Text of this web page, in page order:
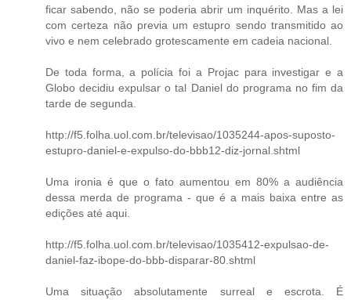
ficar sabendo, não se poderia abrir um inquérito. Mas a lei
com certeza não previa um estupro sendo transmitido ao
vivo e nem celebrado grotescamente em cadeia nacional.
De toda forma, a polícia foi a Projac para investigar e a
Globo decidiu expulsar o tal Daniel do programa no fim da
tarde de segunda.
http://f5.folha.uol.com.br/televisao/1035244-apos-suposto-
estupro-daniel-e-expulso-do-bbb12-diz-jornal.shtml
Uma ironia é que o fato aumentou em 80% a audiência
dessa merda de programa - que é a mais baixa entre as
edições até aqui.
http://f5.folha.uol.com.br/televisao/1035412-expulsao-de-
daniel-faz-ibope-do-bbb-disparar-80.shtml
Uma situação absolutamente surreal e escrota. É